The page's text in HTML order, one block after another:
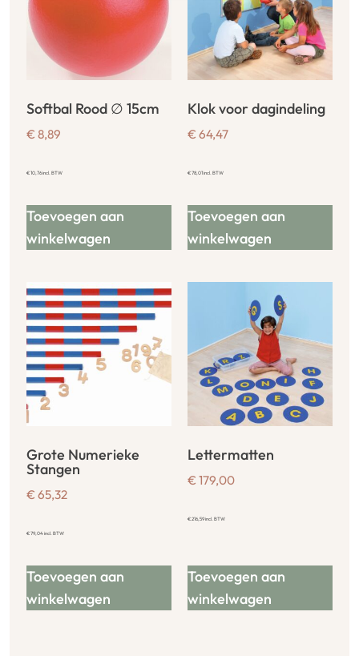
Softbal Rood ∅ 15cm
€ 8,89
€10,76incl. BTW
Toevoegen aan
winkelwagen
Klok voor dagindeling
€ 64,47
€78,01incl. BTW
Toevoegen aan
winkelwagen
Grote Numerieke
Stangen
€ 65,32
€79,04incl. BTW
Toevoegen aan
winkelwagen
Lettermatten
€ 179,00
€216,59incl. BTW
Toevoegen aan
winkelwagen